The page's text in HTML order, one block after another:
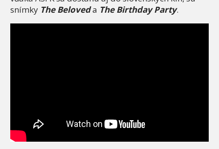
snímky The Beloveda The Birthday Party.